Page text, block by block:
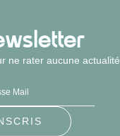
ne rater aucune actualité